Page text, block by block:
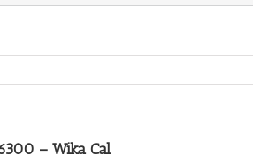
– Wika Cal